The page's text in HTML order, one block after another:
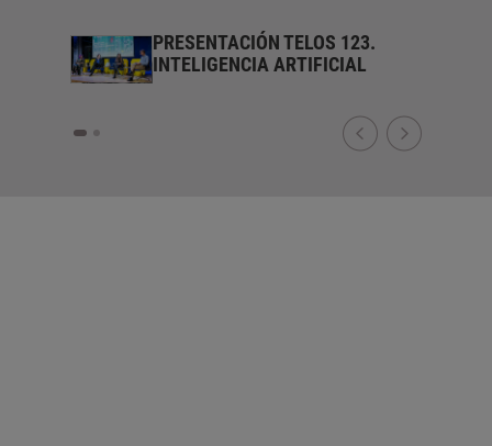
PRESENTACIÓN TELOS 123.
INTELIGENCIA ARTIFICIAL